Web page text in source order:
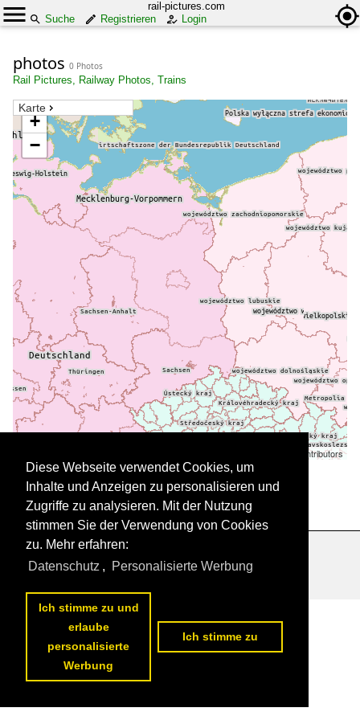
rail-pictures.com
Suche
Registrieren Login
photos 0 Photos
Rail Pictures, Railway Photos, Trains
Karte
+
−
contributors
Daten werden geladen
Datenschutzerklärung |Impressum| Kontakt
Diese Webseite verwendet Cookies, um
Inhalte und Anzeigen zu personalisieren und
Zugriffe zu analysieren. Mit der Nutzung
stimmen Sie der Verwendung von Cookies
zu. Mehr erfahren:
Datenschutz , Personalisierte Werbung
Ich stimme zu und
erlaube
personalisierte
Werbung
Ich stimme zu